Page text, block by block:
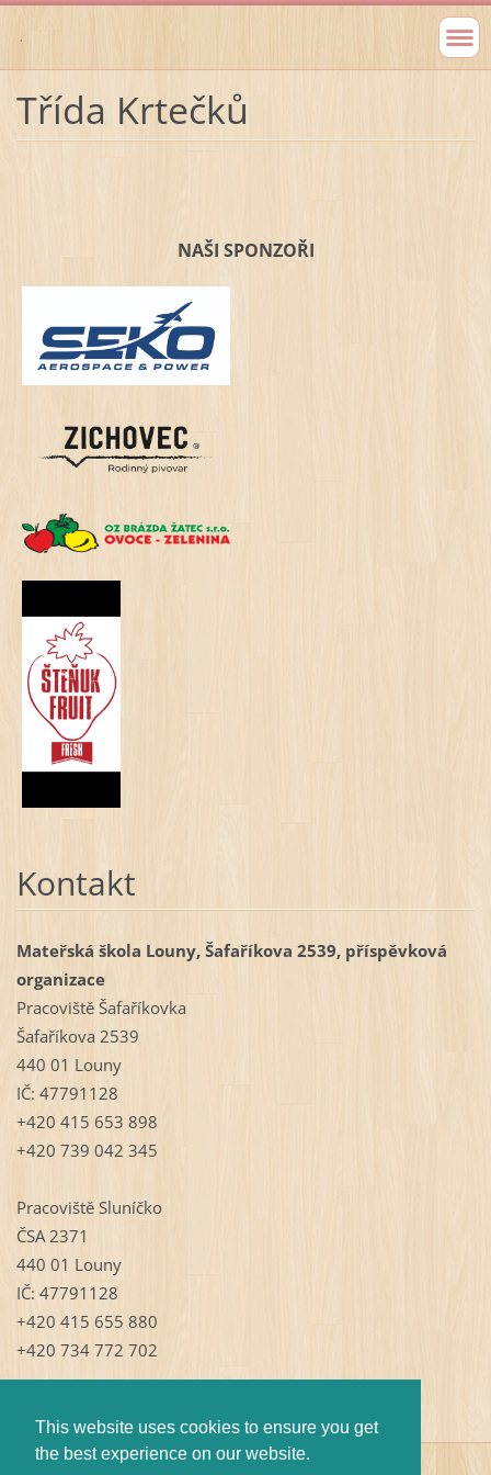
This website uses cookies to ensure you get
the best experience on our website.
.
Třída Krtečků
NAŠI SPONZOŘI
Kontakt
Mateřská škola Louny, Šafaříkova 2539, příspěvková
organizace
Pracoviště Šafaříkovka
Šafaříkova 2539
440 01 Louny
IČ: 47791128
+420 415 653 898
+420 739 042 345
Pracoviště Sluníčko
ČSA 2371
440 01 Louny
IČ: 47791128
+420 415 655 880
+420 734 772 702